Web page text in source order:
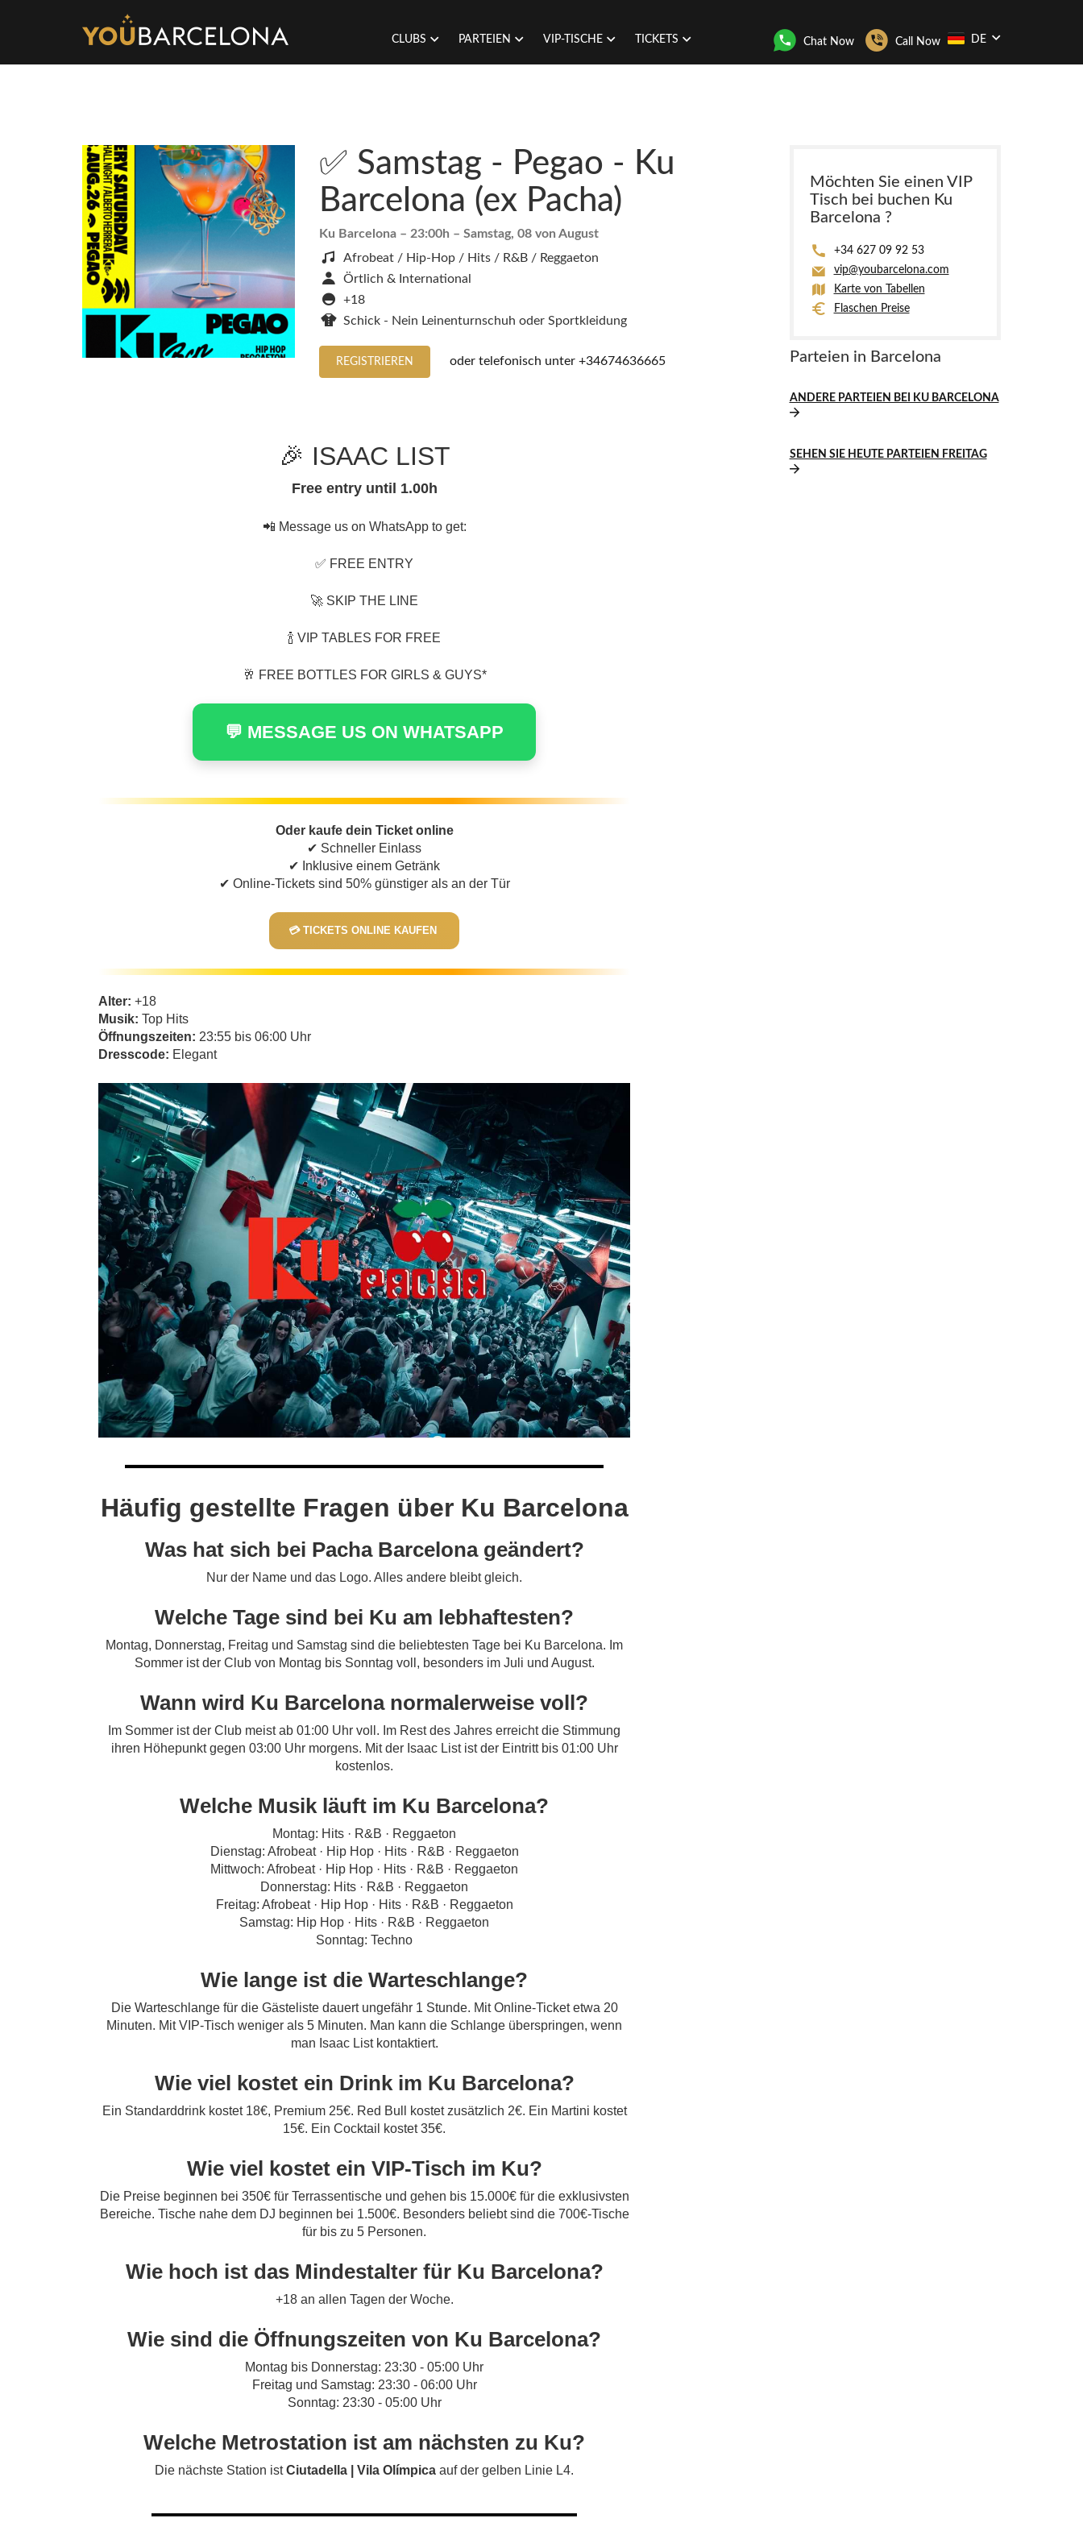
CLUBS PARTEIEN VIP-TISCHE TICKETS Chat Now Call Now DE
✅ Samstag - Pegao - Ku
Barcelona (ex Pacha)
Ku Barcelona – 23:00h – Samstag, 08 von August
Afrobeat / Hip-Hop / Hits / R&B / Reggaeton
Örtlich & International
+18
Schick - Nein Leinenturnschuh oder Sportkleidung
REGISTRIEREN oder telefonisch unter +34674636665
🎉 ISAAC LIST
Free entry until 1.00h
📲 Message us on WhatsApp to get:
✅ FREE ENTRY
🚀 SKIP THE LINE
🍾 VIP TABLES FOR FREE
🥂 FREE BOTTLES FOR GIRLS & GUYS*
💬 MESSAGE US ON WHATSAPP
Oder kaufe dein Ticket online
✔ Schneller Einlass
✔ Inklusive einem Getränk
✔ Online-Tickets sind 50% günstiger als an der Tür
💳 TICKETS ONLINE KAUFEN
Alter: +18
Musik: Top Hits
Öffnungszeiten: 23:55 bis 06:00 Uhr
Dresscode: Elegant
Häufig gestellte Fragen über Ku Barcelona
Was hat sich bei Pacha Barcelona geändert?
Nur der Name und das Logo. Alles andere bleibt gleich.
Welche Tage sind bei Ku am lebhaftesten?
Montag, Donnerstag, Freitag und Samstag sind die beliebtesten Tage bei Ku Barcelona. Im
Sommer ist der Club von Montag bis Sonntag voll, besonders im Juli und August.
Wann wird Ku Barcelona normalerweise voll?
Im Sommer ist der Club meist ab 01:00 Uhr voll. Im Rest des Jahres erreicht die Stimmung
ihren Höhepunkt gegen 03:00 Uhr morgens. Mit der Isaac List ist der Eintritt bis 01:00 Uhr
kostenlos.
Welche Musik läuft im Ku Barcelona?
Montag: Hits · R&B · Reggaeton
Dienstag: Afrobeat · Hip Hop · Hits · R&B · Reggaeton
Mittwoch: Afrobeat · Hip Hop · Hits · R&B · Reggaeton
Donnerstag: Hits · R&B · Reggaeton
Freitag: Afrobeat · Hip Hop · Hits · R&B · Reggaeton
Samstag: Hip Hop · Hits · R&B · Reggaeton
Sonntag: Techno
Wie lange ist die Warteschlange?
Die Warteschlange für die Gästeliste dauert ungefähr 1 Stunde. Mit Online-Ticket etwa 20
Minuten. Mit VIP-Tisch weniger als 5 Minuten. Man kann die Schlange überspringen, wenn
man Isaac List kontaktiert.
Wie viel kostet ein Drink im Ku Barcelona?
Ein Standarddrink kostet 18€, Premium 25€. Red Bull kostet zusätzlich 2€. Ein Martini kostet
15€. Ein Cocktail kostet 35€.
Wie viel kostet ein VIP-Tisch im Ku?
Die Preise beginnen bei 350€ für Terrassentische und gehen bis 15.000€ für die exklusivsten
Bereiche. Tische nahe dem DJ beginnen bei 1.500€. Besonders beliebt sind die 700€-Tische
für bis zu 5 Personen.
Wie hoch ist das Mindestalter für Ku Barcelona?
+18 an allen Tagen der Woche.
Wie sind die Öffnungszeiten von Ku Barcelona?
Montag bis Donnerstag: 23:30 - 05:00 Uhr
Freitag und Samstag: 23:30 - 06:00 Uhr
Sonntag: 23:30 - 05:00 Uhr
Welche Metrostation ist am nächsten zu Ku?
Die nächste Station istCiutadella | Vila Olímpica auf der gelben Linie L4.
Möchten Sie einen VIP
Tisch bei buchen Ku
Barcelona ?
+34 627 09 92 53
vip@youbarcelona.com
Karte von Tabellen
Flaschen Preise
Parteien in Barcelona
ANDERE PARTEIEN BEI KU BARCELONA
SEHEN SIE HEUTE PARTEIEN FREITAG